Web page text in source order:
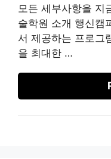
모든 세부사항을 지
술학원 소개 행신캠
서 제공하는 프로그
을 최대한 …